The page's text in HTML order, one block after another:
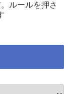
ルールを押さ